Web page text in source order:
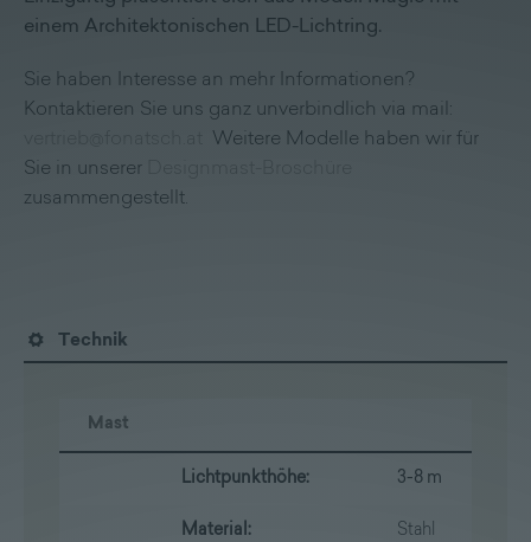
einem Architektonischen LED-Lichtring.
Sie haben Interesse an mehr Informationen?
Kontaktieren Sie uns ganz unverbindlich via mail:
Weitere Modelle haben wir für
Sie in unserer
zusammengestellt.
Technik
Mast
Lichtpunkthöhe: 3-8 m
Material: Stahl